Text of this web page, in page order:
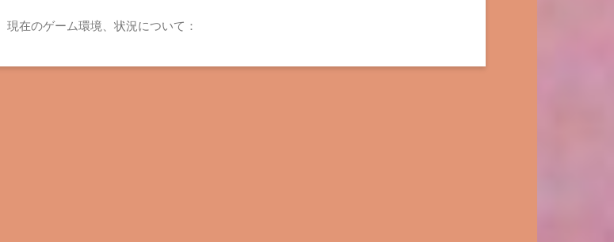
現在のゲーム環境、状況について：